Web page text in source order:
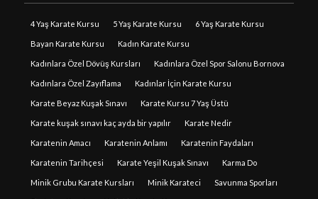
4 Yaş Karate Kursu 5 Yaş Karate Kursu 6 Yaş Karate Kursu
Bayan Karate Kursu Kadın Karate Kursu
Kadınlara Özel Dövüş Kursları Kadınlara Özel Spor Salonu Bornova
Kadınlara Özel Zayıflama Kadınlar İçin Karate Kursu
Karate Beyaz Kuşak Sınavı Karate Kursu 7 Yaş Üstü
Karate kuşak sınavı kaç ayda bir yapılır Karate Nedir
Karatenin Amacı Karatenin Anlamı Karatenin Faydaları
Karatenin Tarihçesi Karate Yeşil Kuşak Sınavı Karma Do
Minik Grubu Karate Kursları Minik Karateci Savunma Sporları